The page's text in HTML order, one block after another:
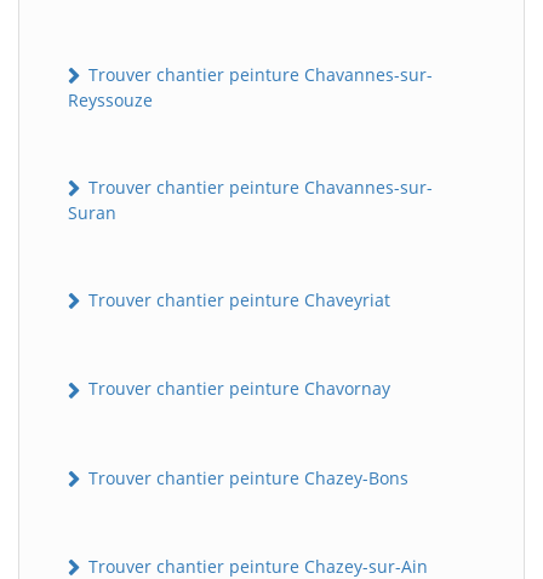
Trouver chantier peinture Chavannes-sur-
Reyssouze
Trouver chantier peinture Chavannes-sur-
Suran
Trouver chantier peinture Chaveyriat
Trouver chantier peinture Chavornay
Trouver chantier peinture Chazey-Bons
Trouver chantier peinture Chazey-sur-Ain